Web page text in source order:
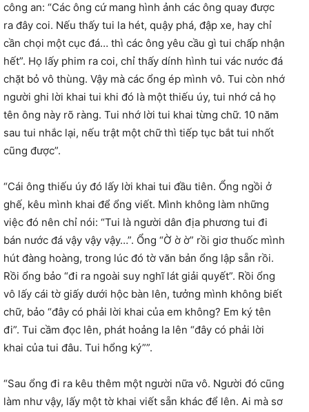
công an: “Các ông cứ mang hình ảnh các ông quay được
ra đây coi. Nếu thấy tui la hét, quậy phá, đập xe, hay chỉ
cần chọi một cục đá… thì các ông yêu cầu gì tui chấp nhận
hết”. Họ lấy phim ra coi, chỉ thấy dính hình tui vác nước đá
chặt bỏ vô thùng. Vậy mà các ổng ép mình vô. Tui còn nhớ
người ghi lời khai tui khi đó là một thiếu úy, tui nhớ cả họ
tên ông này rõ ràng. Tui nhớ lời tui khai từng chữ. 10 năm
sau tui nhắc lại, nếu trật một chữ thì tiếp tục bắt tui nhốt
cũng được”.
“Cái ông thiếu úy đó lấy lời khai tui đầu tiên. Ổng ngồi ở
ghế, kêu mình khai để ổng viết. Mình không làm những
việc đó nên chỉ nói: “Tui là người dân địa phương tui đi
bán nước đá vậy vậy vậy…”. Ổng “Ờ ờ ờ” rồi giơ thuốc mình
hút đàng hoàng, trong lúc đó tờ văn bản ổng lập sẵn rồi.
Rồi ổng bảo “đi ra ngoài suy nghĩ lát giải quyết”. Rồi ổng
vô lấy cái tờ giấy dưới hộc bàn lên, tưởng mình không biết
chữ, bảo “đây có phải lời khai của em không? Em ký tên
đi”. Tui cầm đọc lên, phát hoảng la lên “đây có phải lời
khai của tui đâu. Tui hổng ký””.
“Sau ổng đi ra kêu thêm một người nữa vô. Người đó cũng
làm như vậy, lấy một tờ khai viết sẵn khác để lên. Ai mà sơ